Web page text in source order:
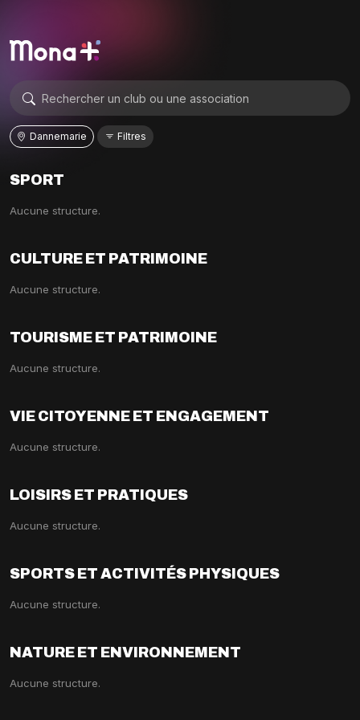
Dannemarie Filtres
SPORT
Aucune structure.
CULTURE ET PATRIMOINE
Aucune structure.
TOURISME ET PATRIMOINE
Aucune structure.
VIE CITOYENNE ET ENGAGEMENT
Aucune structure.
LOISIRS ET PRATIQUES
Aucune structure.
SPORTS ET ACTIVITÉS PHYSIQUES
Aucune structure.
NATURE ET ENVIRONNEMENT
Aucune structure.